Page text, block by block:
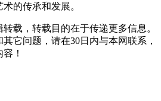
的传承和发展。
载，转载目的在于传递更多信息。
它问题，请在30日内与本网联系，
！